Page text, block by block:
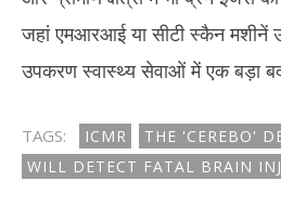
जहां एमआरआई या सीटी स्कैन मशीनें
उपकरण स्वास्थ्य सेवाओं में एक बड़ा
TAGS: ICMR
THE 'CEREBO'
WILL DETECT FATAL BRAIN